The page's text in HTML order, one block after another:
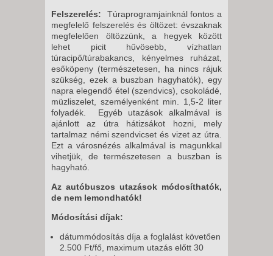
Felszerelés:
Túraprogramjainknál fontos a
megfelelő felszerelés és öltözet: évszaknak
megfelelően öltözzünk, a hegyek között
lehet picit hűvösebb, vízhatlan
túracipő/túrabakancs, kényelmes ruházat,
esőköpeny (természetesen, ha nincs rájuk
szükség, ezek a buszban hagyhatók), egy
napra elegendő étel (szendvics), csokoládé,
müzliszelet, személyenként min. 1,5-2 liter
folyadék. Egyéb utazások alkalmával is
ajánlott az útra hátizsákot hozni, mely
tartalmaz némi szendvicset és vizet az útra.
Ezt a városnézés alkalmával is magunkkal
vihetjük, de természetesen a buszban is
hagyható.
Az autóbuszos utazások módosíthatók,
de nem lemondhatók!
Módosítási díjak:
dátummódosítás díja a foglalást követően
2.500 Ft/fő, maximum utazás előtt 30